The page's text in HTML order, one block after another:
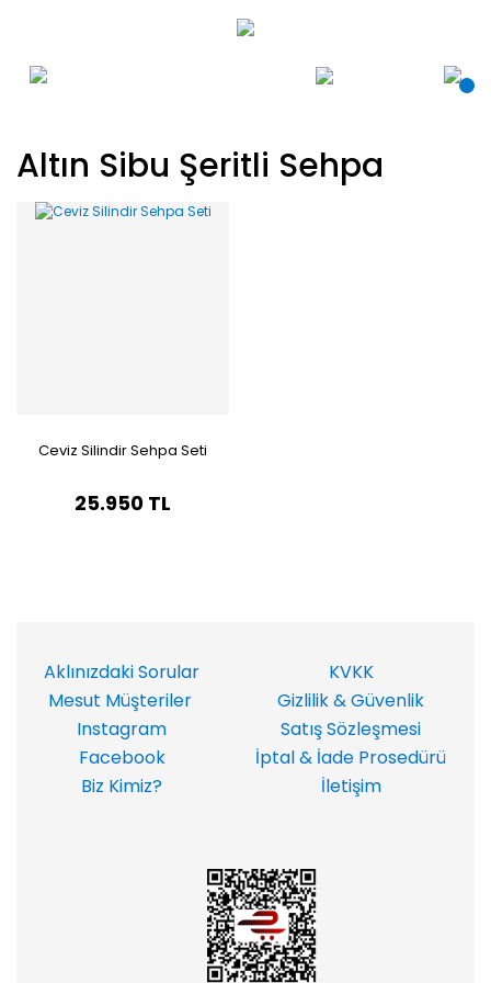
Altın Sibu Şeritli Sehpa
Ceviz Silindir Sehpa Seti
25.950 TL
Aklınızdaki Sorular
KVKK
Mesut Müşteriler
Gizlilik & Güvenlik
Instagram
Satış Sözleşmesi
Facebook
İptal & İade Prosedürü
Biz Kimiz?
İletişim